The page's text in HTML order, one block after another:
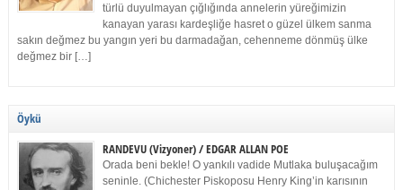
türlü duyulmayan çığlığında annelerin yüreğimizin
kanayan yarası kardeşliğe hasret o güzel ülkem sanma
sakın değmez bu yangın yeri bu darmadağan, cehenneme dönmüş ülke
değmez bir […]
Öykü
RANDEVU (Vizyoner) / EDGAR ALLAN POE
Orada beni bekle! O yankılı vadide Mutlaka buluşacağım
seninle. (Chichester Piskoposu Henry King’in karısının